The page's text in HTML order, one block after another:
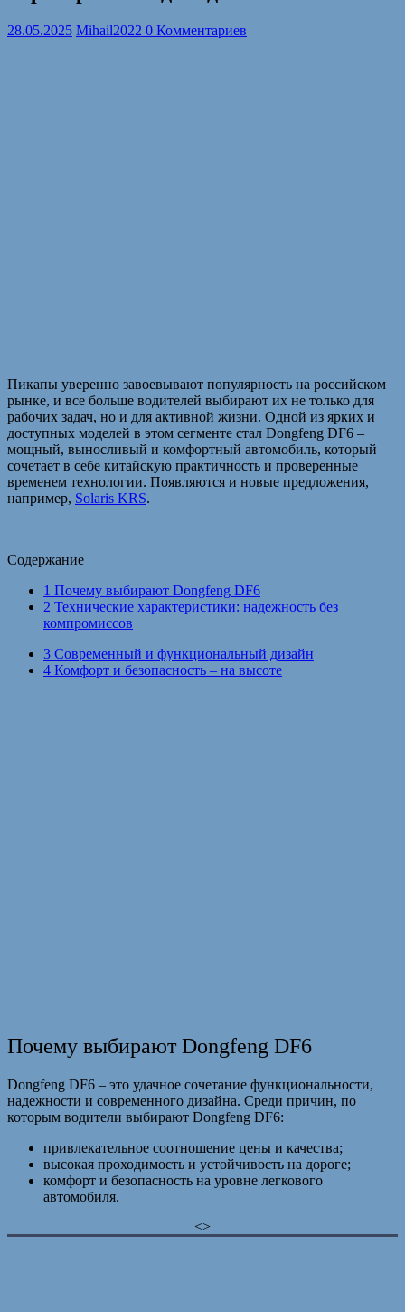
28.05.2025 Mihail2022 0 Комментариев
Пикапы уверенно завоевывают популярность на российском
рынке, и все больше водителей выбирают их не только для
рабочих задач, но и для активной жизни. Одной из ярких и
доступных моделей в этом сегменте стал Dongfeng DF6 –
мощный, выносливый и комфортный автомобиль, который
сочетает в себе китайскую практичность и проверенные
временем технологии. Появляются и новые предложения,
например, Solaris KRS.
Содержание
1 Почему выбирают Dongfeng DF6
2 Технические характеристики: надежность без
компромиссов
3 Современный и функциональный дизайн
4 Комфорт и безопасность – на высоте
Почему выбирают Dongfeng DF6
Dongfeng DF6 – это удачное сочетание функциональности,
надежности и современного дизайна. Среди причин, по
которым водители выбирают Dongfeng DF6:
привлекательное соотношение цены и качества;
высокая проходимость и устойчивость на дороге;
комфорт и безопасность на уровне легкового
автомобиля.
<>